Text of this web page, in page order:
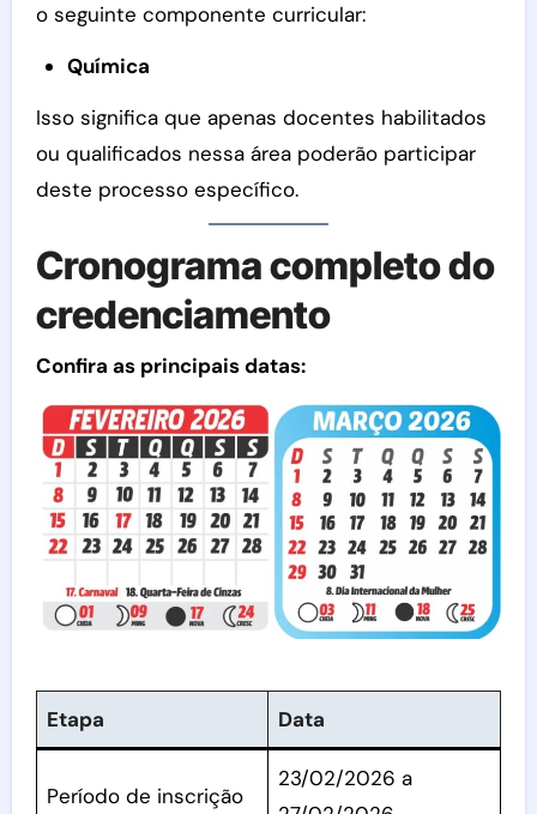
o seguinte componente curricular:
Química
Isso significa que apenas docentes habilitados
ou qualificados nessa área poderão participar
deste processo específico.
Cronograma completo do
credenciamento
Confira as principais datas:
Etapa Data
Período de inscrição
23/02/2026 a